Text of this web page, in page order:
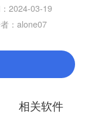
2024-03-19
者：alone07
相关软件